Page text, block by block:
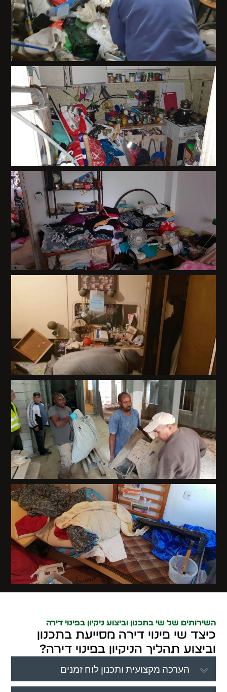
השירותים של שי בתכנון וביצוע ניקיון בפינוי דירה
כיצד שי פינוי דירה מסייעת בתכנון
וביצוע תהליך הניקיון בפינוי דירה?
הערכה מקצועית ותכנון לוח זמנים